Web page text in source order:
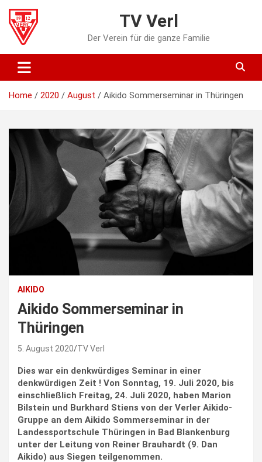
content
TV Verl
Der Verein für die ganze Familie
Home 2020 August Aikido Sommerseminar in Thüringen
AIKIDO
Aikido Sommerseminar in
Thüringen
5. August 2020 TV Verl
Dies war ein denkwürdiges Seminar in einer
denkwürdigen Zeit ! Von Sonntag, 19. Juli 2020, bis
einschließlich Freitag, 24. Juli 2020, haben Marion
Bilstein und Burkhard Stiens von der Verler Aikido-
Gruppe an dem Aikido Sommerseminar in der
Landessportschule Thüringen in Bad Blankenburg
unter der Leitung von Reiner Brauhardt (9. Dan
Aikido) aus Siegen teilgenommen.